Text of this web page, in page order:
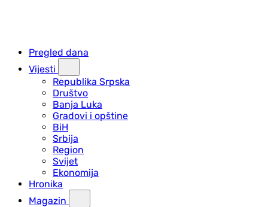
Pregled dana
Vijesti
Republika Srpska
Društvo
Banja Luka
Gradovi i opštine
BiH
Srbija
Region
Svijet
Ekonomija
Hronika
Magazin